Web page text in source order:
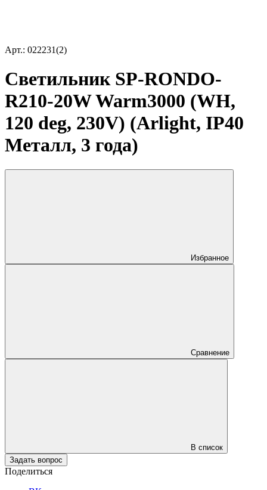
Арт.: 022231(2)
Светильник SP-RONDO-
R210-20W Warm3000 (WH,
120 deg, 230V) (Arlight, IP40
Металл, 3 года)
Избранное
Сравнение
В список
Задать вопрос
Поделиться